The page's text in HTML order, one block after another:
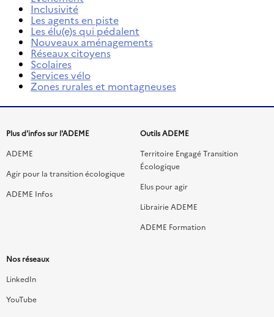
Inclusivité
Les agents en piste
Les élu(e)s qui pédalent
Nouveaux aménagements
Réseaux citoyens
Scolaires
Services vélo
Zones rurales et montagneuses
Menu
de
liens
du
Plus d'infos sur l'ADEME
ADEME
Agir pour la transition écologique
ADEME Infos
Outils ADEME
Territoire Engagé Transition
Écologique
Elus pour agir
Librairie ADEME
ADEME Formation
Nos réseaux
LinkedIn
YouTube